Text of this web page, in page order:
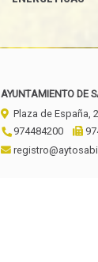
AYUNTAMIENTO DE
Plaza de España, 2
974484200